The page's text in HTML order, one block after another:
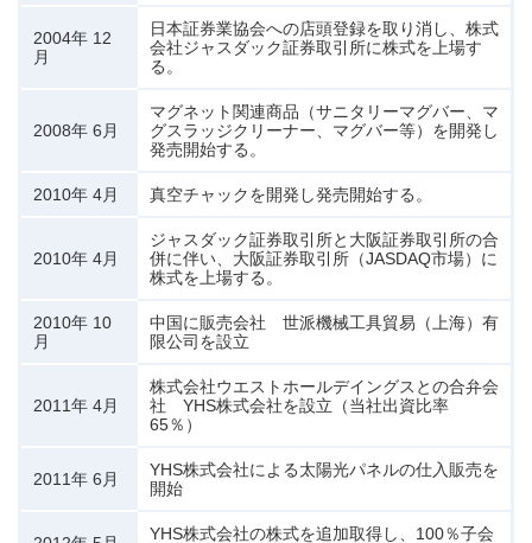
2004年 12
月
日本証券業協会への店頭登録を取り消し、株式
会社ジャスダック証券取引所に株式を上場す
る。
2008年 6月
マグネット関連商品（サニタリーマグバー、マ
グスラッジクリーナー、マグバー等）を開発し
発売開始する。
2010年 4月 真空チャックを開発し発売開始する。
2010年 4月
ジャスダック証券取引所と大阪証券取引所の合
併に伴い、大阪証券取引所（JASDAQ市場）に
株式を上場する。
2010年 10
月
中国に販売会社 世派機械工具貿易（上海）有
限公司を設立
2011年 4月
株式会社ウエストホールデイングスとの合弁会
社 YHS株式会社を設立（当社出資比率
65％）
2011年 6月
YHS株式会社による太陽光パネルの仕入販売を
開始
YHS株式会社の株式を追加取得し、100％子会